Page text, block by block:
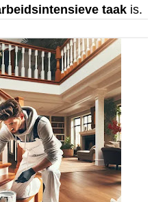
taak is.